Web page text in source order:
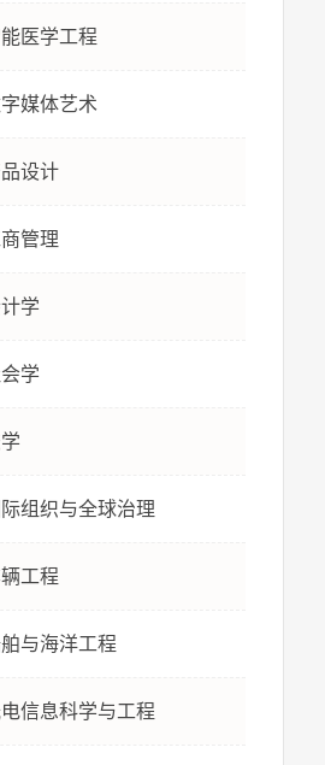
医学工程
媒体艺术
设计
管理
学
学
际组织与全球治理
工程
与海洋工程
信息科学与工程